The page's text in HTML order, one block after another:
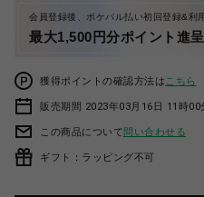
会員登録後、ポケパル払い初回登録&利
最大1,500円分ポイント進呈
獲得ポイントの確認方法は こちら
販売期間 2023年03月16日 11時00
この商品について問い合わせる
ギフト：ラッピング不可